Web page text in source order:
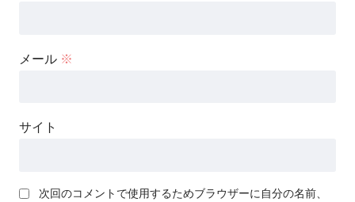
メール ※
サイト
次回のコメントで使用するためブラウザーに自分の名前、